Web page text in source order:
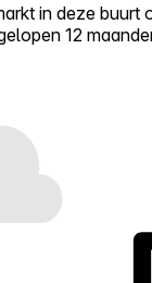
in deze buurt
12